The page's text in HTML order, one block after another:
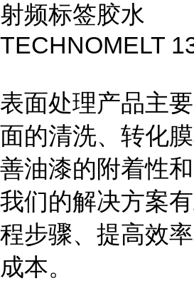
射频标签胶水
TECHNOMELT
表面处理产品主
面的清洗、转化
善油漆的附着性和
我们的解决方案
程步骤、提高效
成本。